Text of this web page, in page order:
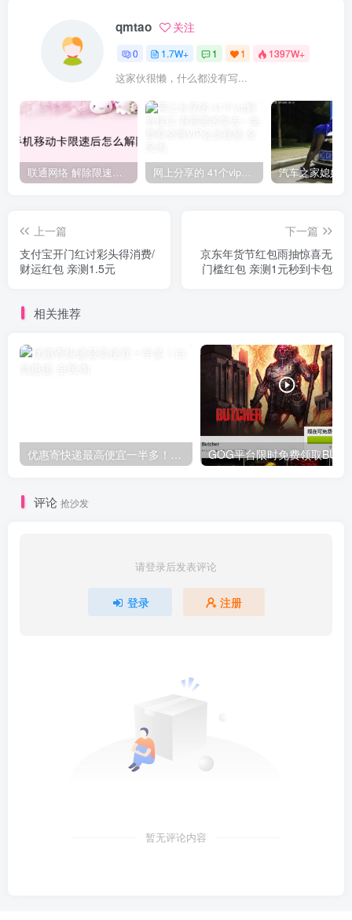
qmtao 关注
0 1.7W+ 1 1 1397W+
这家伙很懒，什么都没有写...
联通网络 解除限速方法参考！畅享、畅玩、老白干等及其它地区自测了 网上分享的 41个vip解析接口 有需要的拿去~ 免费看全网VIP会员视频
上一篇
支付宝开门红讨彩头得消费/
财运红包 亲测1.5元
下一篇
京东年货节红包雨抽惊喜无
门槛红包 亲测1元秒到卡包
相关推荐
优惠寄快递最高便宜一半多！白鸽惠递
评论 抢沙发
请登录后发表评论
登录 注册
暂无评论内容